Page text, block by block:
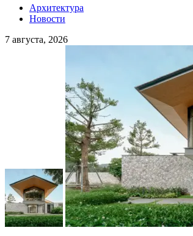
Архитектура
Новости
7 августа, 2026